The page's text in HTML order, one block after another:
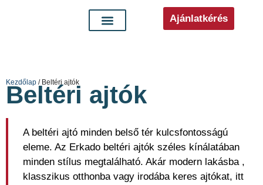
Ajánlatkérés
Kezdőlap / Beltéri ajtók
Beltéri ajtók
A beltéri ajtó minden belső tér kulcsfontosságú
eleme. Az Erkado beltéri ajtók széles kínálatában
minden stílus megtalálható. Akár modern lakásba ,
klasszikus otthonba vagy irodába keres ajtókat, itt